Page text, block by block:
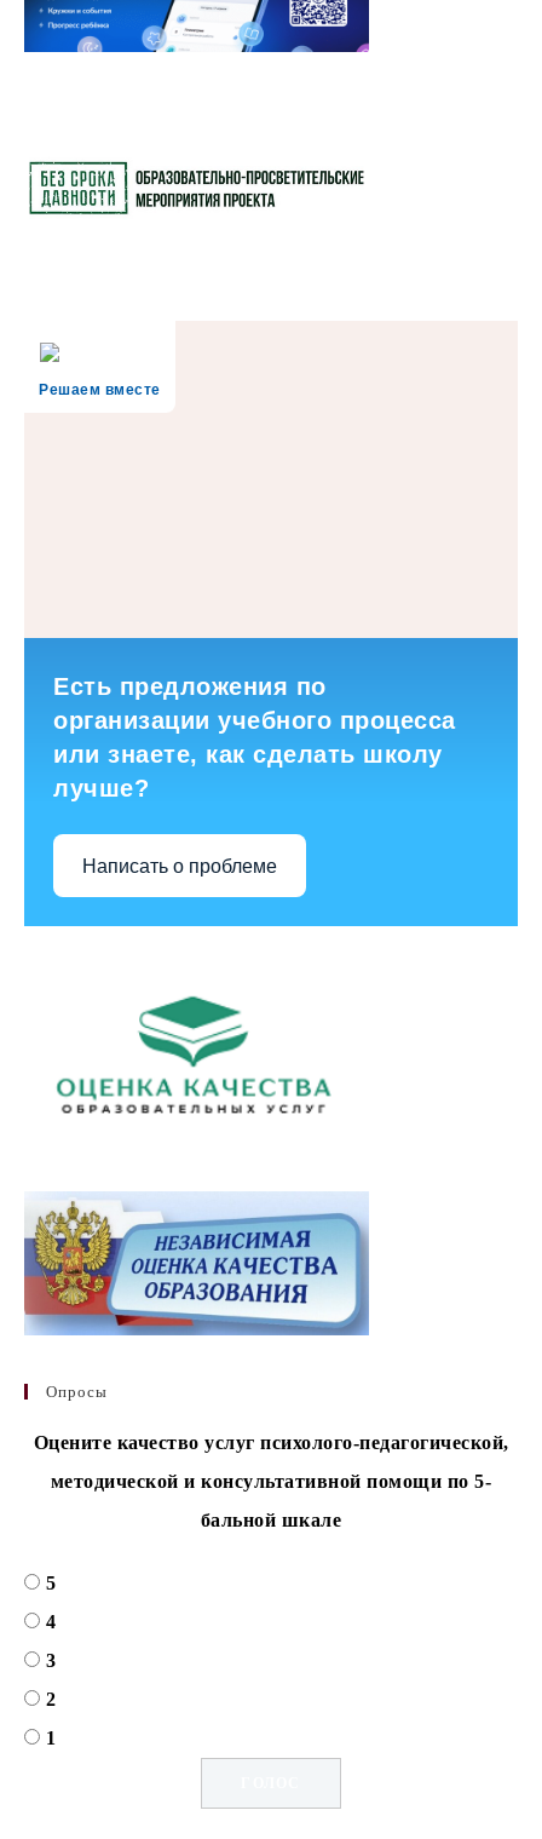
Решаем вместе
Есть предложения по
организации учебного процесса
или знаете, как сделать школу
лучше?
Написать о проблеме
Опросы
Оцените качество услуг психолого-педагогической,
методической и консультативной помощи по 5-
бальной шкале
5
4
3
2
1